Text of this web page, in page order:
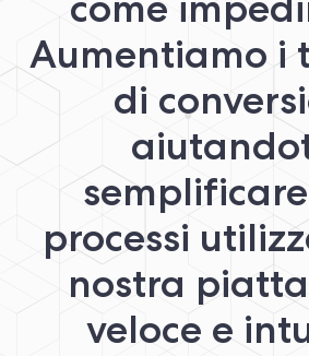
Aumentiamo i
di
processi
nostra
veloce e